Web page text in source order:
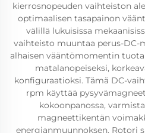
kierrosnopeuden vaihteiston
optimaalisen tasapainon
välillä lukuisissa
vaihteisto muuntaa perus-DC-
alhaisen vääntömomentin
matalanopeiseksi,
konfiguraatioksi. Tämä DC-
rpm käyttää
kokoonpanossa,
magneettikentän
energianmuunnoksen. Rotori